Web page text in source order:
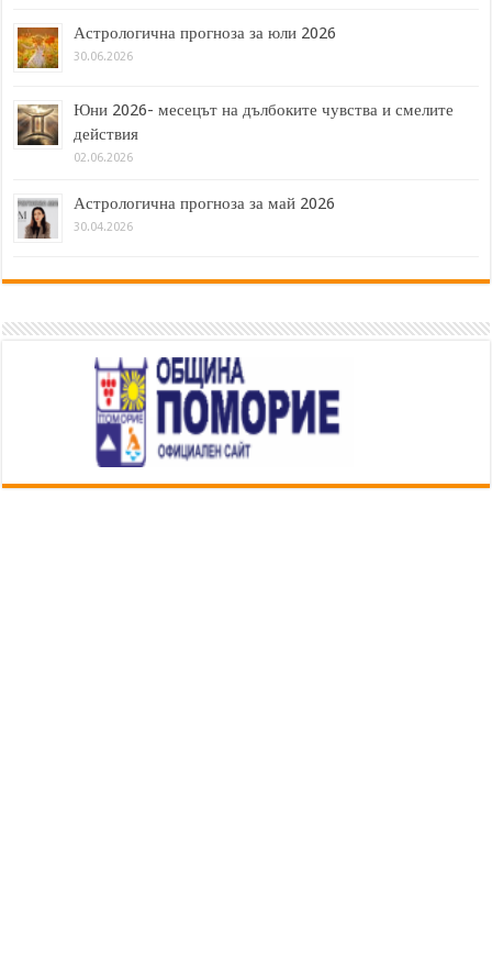
Астрологична прогноза за юли 2026
30.06.2026
Юни 2026- месецът на дълбоките чувства и смелите
действия
02.06.2026
Астрологична прогноза за май 2026
30.04.2026